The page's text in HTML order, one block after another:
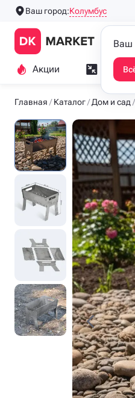
Ваш город:Колумбус
люки с
Акции Замер
Главная Каталог Дом и сад
Ваш